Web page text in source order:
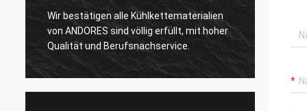
Wir bestätigen alle Kühlkettematerialien
von ANDORES sind völlig erfüllt, mit hoher
Qualität und Berufsnachservice.